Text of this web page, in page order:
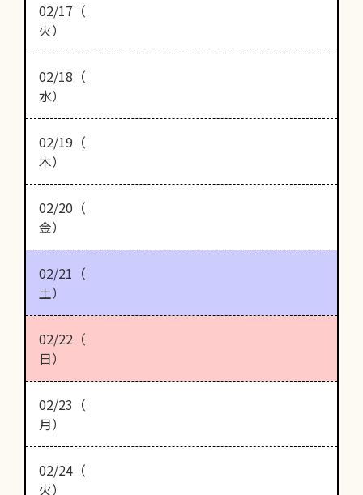
02/17（
火）
02/18（
水）
02/19（
木）
02/20（
金）
02/21（
土）
02/22（
日）
02/23（
月）
02/24（
火）